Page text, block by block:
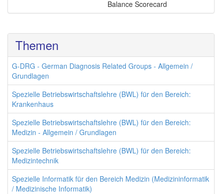
Balance Scorecard
Themen
G-DRG - German Diagnosis Related Groups - Allgemein /
Grundlagen
Spezielle Betriebswirtschaftslehre (BWL) für den Bereich:
Krankenhaus
Spezielle Betriebswirtschaftslehre (BWL) für den Bereich:
Medizin - Allgemein / Grundlagen
Spezielle Betriebswirtschaftslehre (BWL) für den Bereich:
Medizintechnik
Spezielle Informatik für den Bereich Medizin (Medizininformatik
/ Medizinische Informatik)